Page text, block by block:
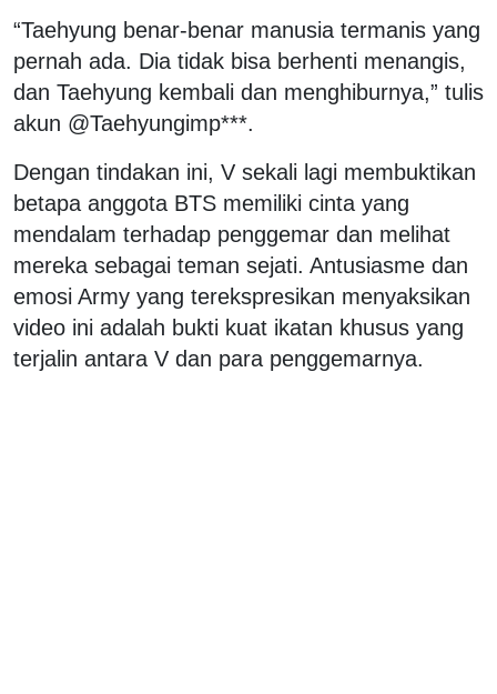
“Taehyung benar-benar manusia termanis yang
pernah ada. Dia tidak bisa berhenti menangis,
dan Taehyung kembali dan menghiburnya,” tulis
akun @Taehyungimp***.
Dengan tindakan ini, V sekali lagi membuktikan
betapa anggota BTS memiliki cinta yang
mendalam terhadap penggemar dan melihat
mereka sebagai teman sejati. Antusiasme dan
emosi Army yang terekspresikan menyaksikan
video ini adalah bukti kuat ikatan khusus yang
terjalin antara V dan para penggemarnya.